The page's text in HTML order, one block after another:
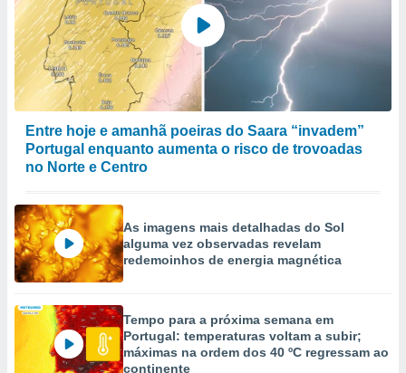
Entre hoje e amanhã poeiras do Saara “invadem”
Portugal enquanto aumenta o risco de trovoadas
no Norte e Centro
As imagens mais detalhadas do Sol
alguma vez observadas revelam
redemoinhos de energia magnética
Tempo para a próxima semana em
Portugal: temperaturas voltam a subir;
máximas na ordem dos 40 ºC regressam ao
continente